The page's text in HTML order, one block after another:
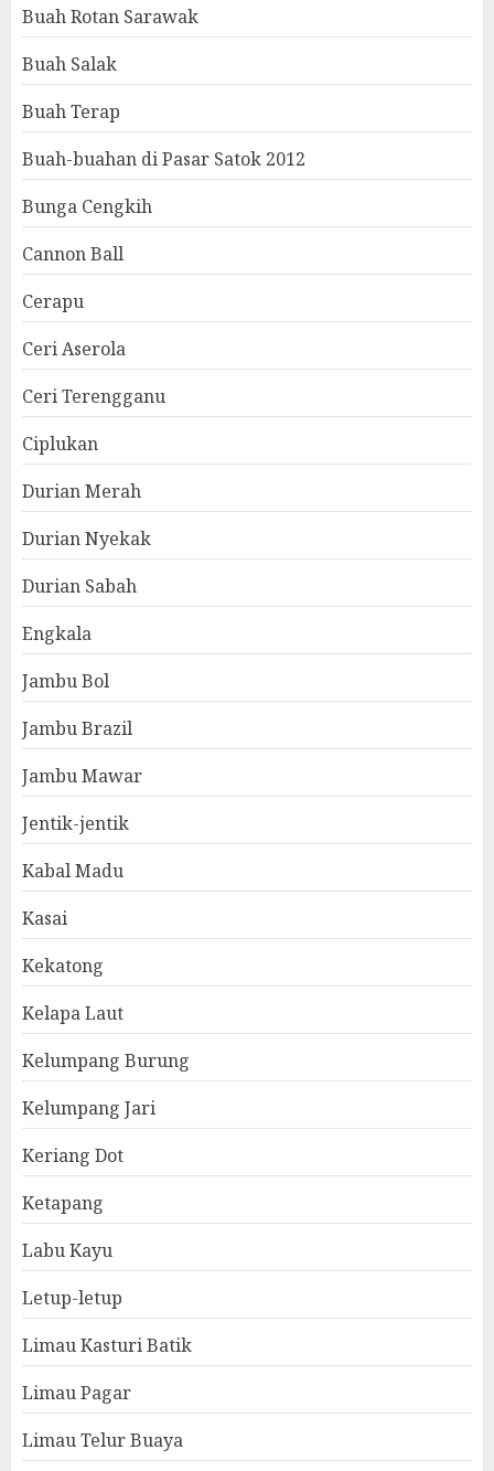
Buah Rotan Sarawak
Buah Salak
Buah Terap
Buah-buahan di Pasar Satok 2012
Bunga Cengkih
Cannon Ball
Cerapu
Ceri Aserola
Ceri Terengganu
Ciplukan
Durian Merah
Durian Nyekak
Durian Sabah
Engkala
Jambu Bol
Jambu Brazil
Jambu Mawar
Jentik-jentik
Kabal Madu
Kasai
Kekatong
Kelapa Laut
Kelumpang Burung
Kelumpang Jari
Keriang Dot
Ketapang
Labu Kayu
Letup-letup
Limau Kasturi Batik
Limau Pagar
Limau Telur Buaya